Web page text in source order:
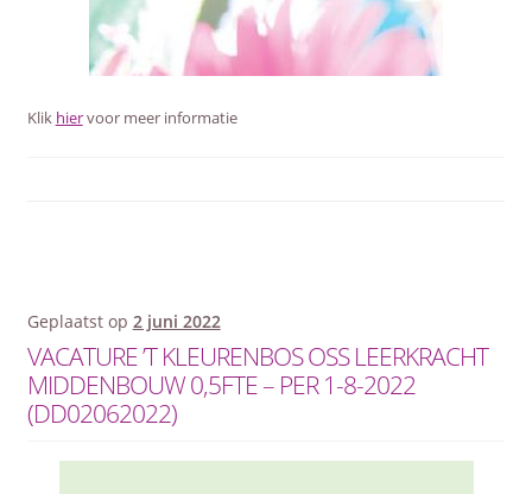
Klik hiervoor meer informatie
Geplaatst op 2 juni 2022
VACATURE ’T KLEURENBOS OSS LEERKRACHT
MIDDENBOUW 0,5FTE – PER 1-8-2022
(DD02062022)